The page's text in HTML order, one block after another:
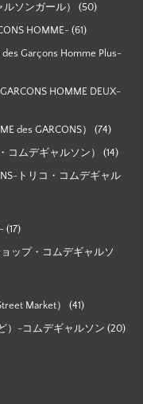
ルソンガール） (50)
HOMME- (61)
Garçons Homme Plus-
HOMME DEUX-
des GARCONS） (74)
コムデギャルソン） (14)
トリコ・コムデギャル
(17)
ップ・コムデギャルソ
Market） (41)
）-コムデギャルソン (20)